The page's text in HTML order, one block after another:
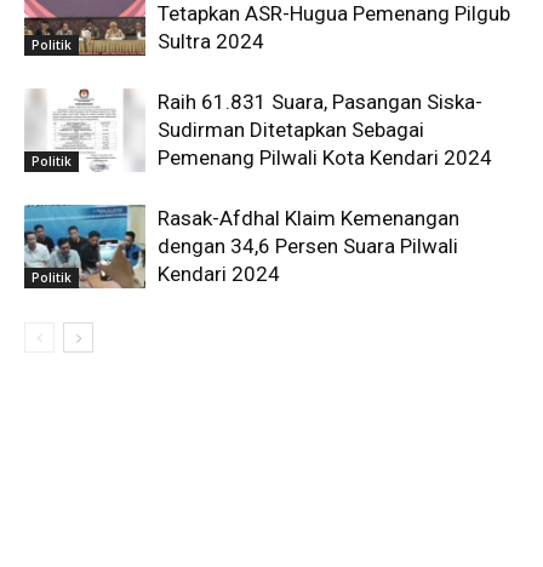
Politik
Tetapkan ASR-Hugua Pemenang Pilgub
Sultra 2024
Politik
Raih 61.831 Suara, Pasangan Siska-
Sudirman Ditetapkan Sebagai
Pemenang Pilwali Kota Kendari 2024
Politik
Rasak-Afdhal Klaim Kemenangan
dengan 34,6 Persen Suara Pilwali
Kendari 2024